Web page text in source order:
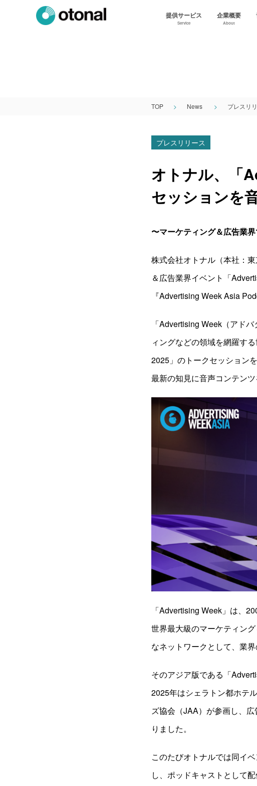
提供サービス
Service
企業概要
About
TOP News プレスリ
プレスリリース
オトナル、「
セッションを
〜マーケティング＆広告業
株式会社オトナル（本社：
＆広告業界イベント「
『Advertising Week Asia
「Advertising Week（アド
ィングなどの領域を網羅す
2025」のトークセッション
最新の知見に音声コンテン
「Advertising Week」は、
世界最大級のマーケティン
なネットワークとして、業
そのアジア版である「
2025年はシェラトン都ホテ
ズ協会（JAA）が参画し、
りました。
このたびオトナルでは同イ
し、ポッドキャストとして